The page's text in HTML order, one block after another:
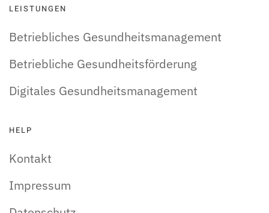
LEISTUNGEN
Betriebliches Gesundheitsmanagement
Betriebliche Gesundheitsförderung
Digitales Gesundheitsmanagement
HELP
Kontakt
Impressum